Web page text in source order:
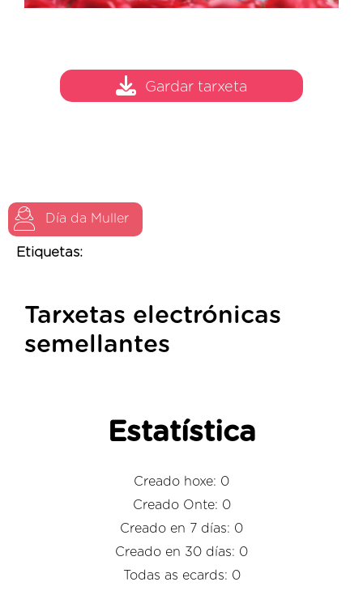
Día da Muller
Etiquetas:
Gardar tarxeta
Tarxetas electrónicas
semellantes
Estatística
Creado hoxe: 0
Creado Onte: 0
Creado en 7 días: 0
Creado en 30 días: 0
Todas as ecards: 0